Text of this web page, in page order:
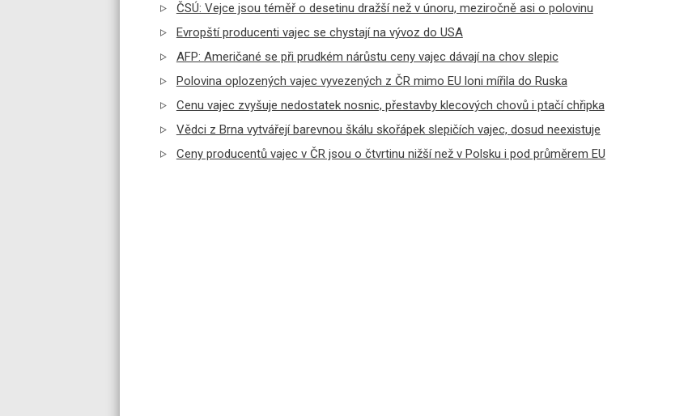
ČSÚ: Vejce jsou téměř o desetinu dražší než v únoru, meziročně asi o polovinu
Evropští producenti vajec se chystají na vývoz do USA
AFP: Američané se při prudkém nárůstu ceny vajec dávají na chov slepic
Polovina oplozených vajec vyvezených z ČR mimo EU loni mířila do Ruska
Cenu vajec zvyšuje nedostatek nosnic, přestavby klecových chovů i ptačí chřipka
Vědci z Brna vytvářejí barevnou škálu skořápek slepičích vajec, dosud neexistuje
Ceny producentů vajec v ČR jsou o čtvrtinu nižší než v Polsku i pod průměrem EU